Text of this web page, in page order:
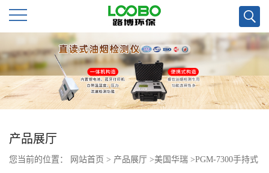
公
司
首
页
公
产品展厅
您当前的位置： 网站首页 > 产品展厅 >美国华瑞 >PGM-7300手持式